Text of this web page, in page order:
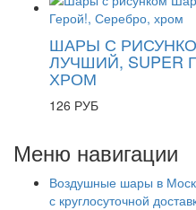
ШАРЫ С
ЛУЧШИЙ, SUPER
ХРОМ
126 РУБ
Меню навигации
Воздушные шары в
с круглосуточной